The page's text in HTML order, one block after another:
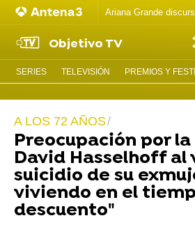
Ariana Grande
Objetivo TV
SERIES TELEVISIÓN PREMIOS Y
A LOS 72 AÑOS
Preocupación por la
David Hasselhoff al
suicidio de su
viviendo en el
descuento"